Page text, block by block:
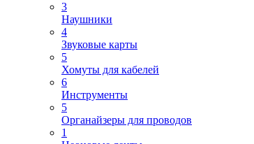
3
Наушники
4
Звуковые карты
5
Хомуты для кабелей
6
Инструменты
5
Органайзеры для проводов
1